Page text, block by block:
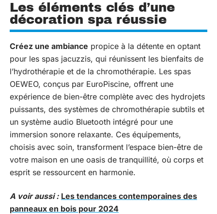
Les éléments clés d’une
décoration spa réussie
Créez une ambiance propice à la détente en optant
pour les spas jacuzzis, qui réunissent les bienfaits de
l’hydrothérapie et de la chromothérapie. Les spas
OEWEO, conçus par EuroPiscine, offrent une
expérience de bien-être complète avec des hydrojets
puissants, des systèmes de chromothérapie subtils et
un système audio Bluetooth intégré pour une
immersion sonore relaxante. Ces équipements,
choisis avec soin, transforment l’espace bien-être de
votre maison en une oasis de tranquillité, où corps et
esprit se ressourcent en harmonie.
A voir aussi : Les tendances contemporaines des
panneaux en bois pour 2024